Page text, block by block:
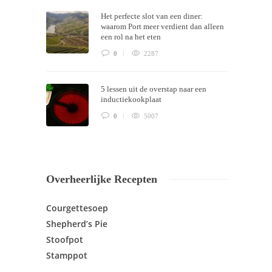
Het perfecte slot van een diner:
waarom Port meer verdient dan alleen
een rol na het eten
0 2287
5 lessen uit de overstap naar een
inductiekookplaat
0 5007
Overheerlijke Recepten
Courgettesoep
Shepherd’s Pie
Stoofpot
Stamppot